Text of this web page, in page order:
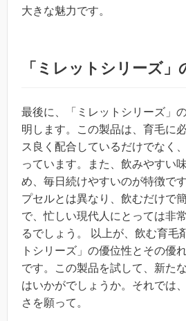
大きな魅力です。
「ミレットシリーズ」
最後に、「ミレットシリーズ」
明します。この製品は、育毛に
ス良く配合しているだけでなく
っています。また、飲みやすい
め、毎日続けやすいのが特徴で
プセルとは異なり、飲むだけで
で、忙しい現代人にとっては非
るでしょう。 以上が、飲む育毛
トシリーズ」の優位性とその優
です。この製品を試して、新た
はいかがでしょうか。それでは
さを願って。